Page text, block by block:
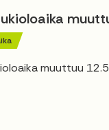
muuttuu